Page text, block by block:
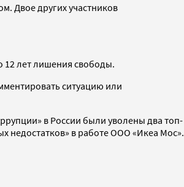
Двое других участников
12 лет лишения свободы.
ситуацию или
в России были уволены два топ-
недостатков» в работе ООО «Икеа Мос».